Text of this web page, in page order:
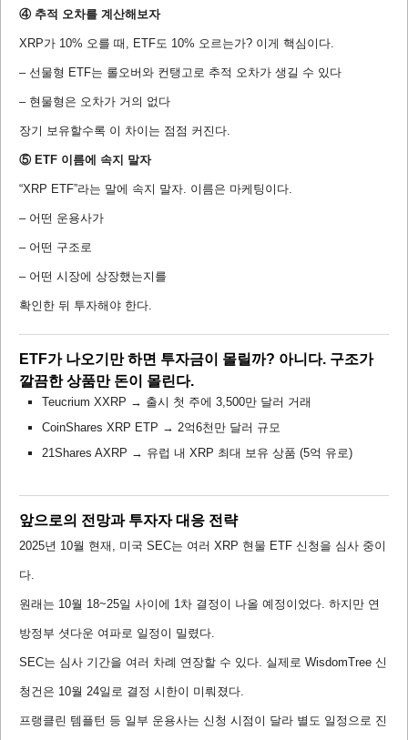
④ 추적 오차를 계산해보자
XRP가 10% 오를 때, ETF도 10% 오르는가? 이게 핵심이다.
– 선물형 ETF는 롤오버와 컨탱고로 추적 오차가 생길 수 있다
– 현물형은 오차가 거의 없다
장기 보유할수록 이 차이는 점점 커진다.
⑤ ETF 이름에 속지 말자
“XRP ETF”라는 말에 속지 말자. 이름은 마케팅이다.
– 어떤 운용사가
– 어떤 구조로
– 어떤 시장에 상장했는지를
확인한 뒤 투자해야 한다.
ETF가 나오기만 하면 투자금이 몰릴까? 아니다. 구조가
깔끔한 상품만 돈이 몰린다.
Teucrium XXRP → 출시 첫 주에 3,500만 달러 거래
CoinShares XRP ETP → 2억6천만 달러 규모
21Shares AXRP → 유럽 내 XRP 최대 보유 상품 (5억 유로)
앞으로의 전망과 투자자 대응 전략
2025년 10월 현재, 미국 SEC는 여러 XRP 현물 ETF 신청을 심사 중이
다.
원래는 10월 18~25일 사이에 1차 결정이 나올 예정이었다. 하지만 연
방정부 셧다운 여파로 일정이 밀렸다.
SEC는 심사 기간을 여러 차례 연장할 수 있다. 실제로 WisdomTree 신
청건은 10월 24일로 결정 시한이 미뤄졌다.
프랭클린 템플턴 등 일부 운용사는 신청 시점이 달라 별도 일정으로 진